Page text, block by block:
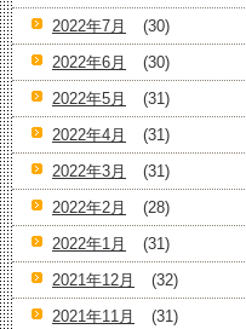
2022年7月
(30)
2022年6月
(30)
2022年5月
(31)
2022年4月
(31)
2022年3月
(31)
2022年2月
(28)
2022年1月
(31)
2021年12月
(32)
2021年11月
(31)